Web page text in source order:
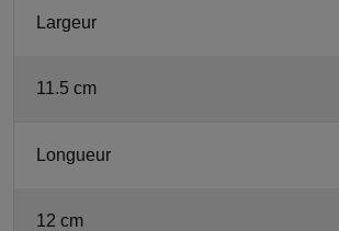
Largeur
11.5 cm
Longueur
12 cm